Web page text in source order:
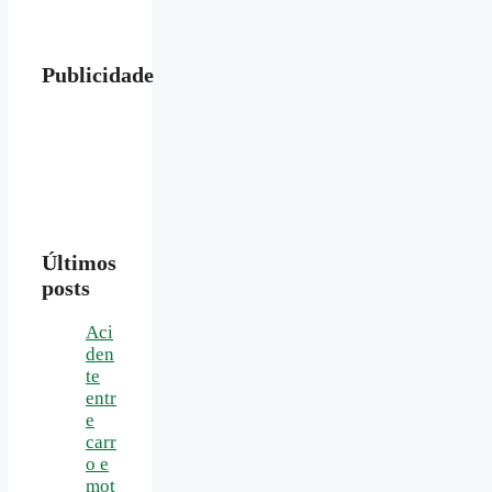
Publicidade
Últimos
posts
Aci
den
te
entr
e
carr
o e
mot